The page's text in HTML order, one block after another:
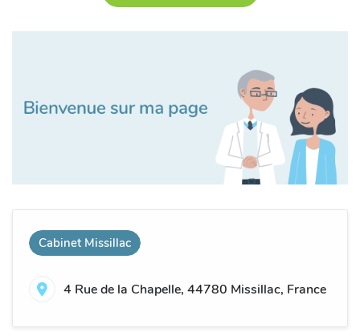
Cabinet Missillac
4 Rue de la Chapelle, 44780 Missillac, France